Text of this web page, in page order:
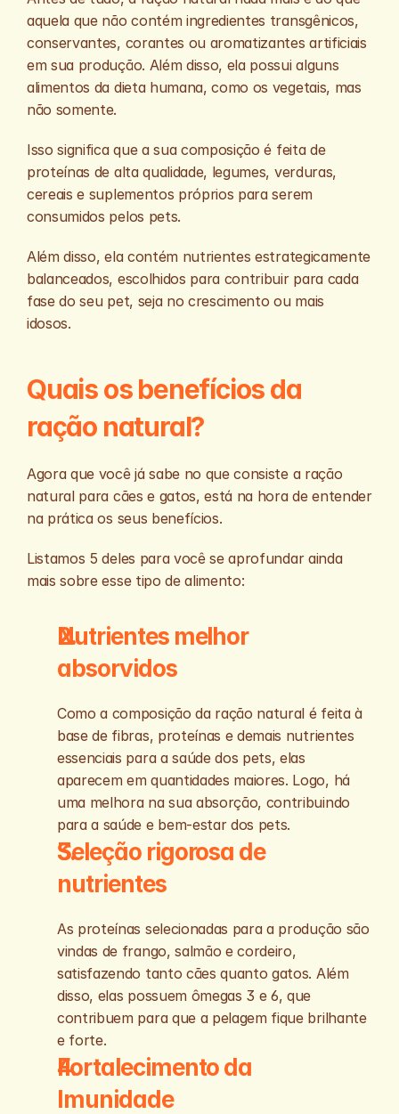
aquela que não contém ingredientes transgênicos,
conservantes, corantes ou aromatizantes artificiais
em sua produção. Além disso, ela possui alguns
alimentos da dieta humana, como os vegetais, mas
não somente.
Isso significa que a sua composição é feita de
proteínas de alta qualidade, legumes, verduras,
cereais e suplementos próprios para serem
consumidos pelos pets.
Além disso, ela contém nutrientes estrategicamente
balanceados, escolhidos para contribuir para cada
fase do seu pet, seja no crescimento ou mais
idosos.
Quais os benefícios da
ração natural?
Agora que você já sabe no que consiste a ração
natural para cães e gatos, está na hora de entender
na prática os seus benefícios.
Listamos 5 deles para você se aprofundar ainda
mais sobre esse tipo de alimento:
Nutrientes melhor
absorvidos
Como a composição da ração natural é feita à
base de fibras, proteínas e demais nutrientes
essenciais para a saúde dos pets, elas
aparecem em quantidades maiores. Logo, há
uma melhora na sua absorção, contribuindo
para a saúde e bem-estar dos pets.
Seleção rigorosa de
nutrientes
As proteínas selecionadas para a produção são
vindas de frango, salmão e cordeiro,
satisfazendo tanto cães quanto gatos. Além
disso, elas possuem ômegas 3 e 6, que
contribuem para que a pelagem fique brilhante
e forte.
Fortalecimento da
Imunidade